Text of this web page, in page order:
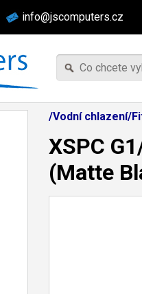
info@jscomputers.cz
/Vodní chlazení/
XSPC
(Matte